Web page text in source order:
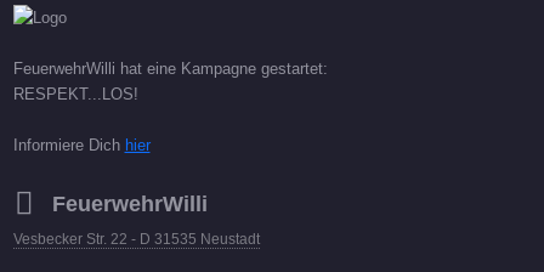
FeuerwehrWilli hat eine Kampagne gestartet:
RESPEKT...LOS!
Informiere Dich hier
FeuerwehrWilli
Vesbecker Str. 22 - D 31535 Neustadt